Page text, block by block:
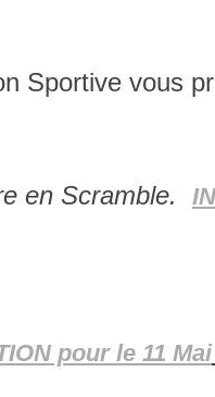
Sportive vous
en Scramble.
pour le 11 Mai